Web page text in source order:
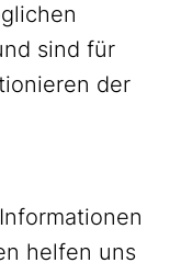
sind für
der
helfen uns